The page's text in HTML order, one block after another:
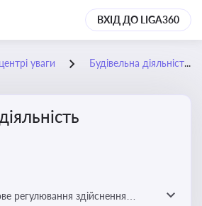
ВХІД ДО LIGA360
уваги Будівельна діяльність
регулювання здійснення